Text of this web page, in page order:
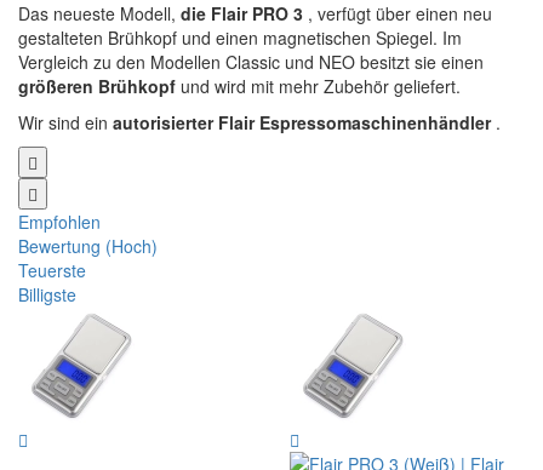
Das neueste Modell, die Flair PRO 3 , verfügt über einen neu
gestalteten Brühkopf und einen magnetischen Spiegel. Im
Vergleich zu den Modellen Classic und NEO besitzt sie einen
größeren Brühkopf und wird mit mehr Zubehör geliefert.
Wir sind ein autorisierter Flair Espressomaschinenhändler.
Empfohlen
Bewertung (Hoch)
Teuerste
Billigste